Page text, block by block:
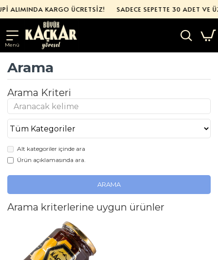
ALIMINDA KARGO ÜCRETSİZ! SADECE SEPETTE 30 ADET VE
Arama
Arama Kriteri
Alt kategoriler içinde ara
Ürün açıklamasında ara.
ARAMA
Arama kriterlerine uygun ürünler